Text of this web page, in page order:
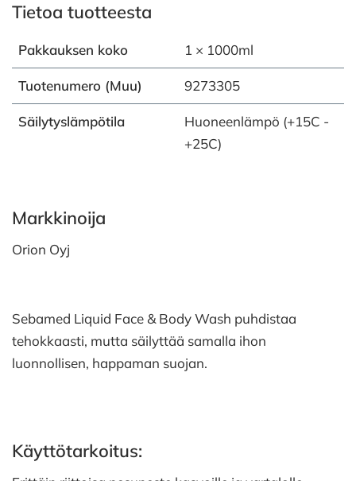
Tietoa tuotteesta
Pakkauksen koko 1 × 1000ml
Tuotenumero (Muu) 9273305
Säilytyslämpötila
Huoneenlämpö (+15C -
+25C)
Markkinoija
Orion Oyj
Sebamed Liquid Face & Body Wash puhdistaa
tehokkaasti, mutta säilyttää samalla ihon
luonnollisen, happaman suojan.
Käyttötarkoitus: